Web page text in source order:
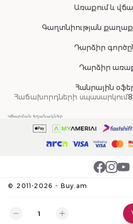
Առաքում և
Գաղտնիության
Դարձիր
Դարձիր
Հանրային
Հաճախորդների սպասարկում
© 2011-2026 - Buy.am
Վճարման եղանակներ